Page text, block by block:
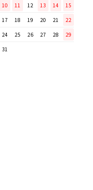
作所のペティナイフ「ゆり
ミニパンのお手入れ方法
ミニパン（大）で料理を楽し
10 11 12 13 14
15
17 18 19 20 21
22
24 25 26 27 28
29
31